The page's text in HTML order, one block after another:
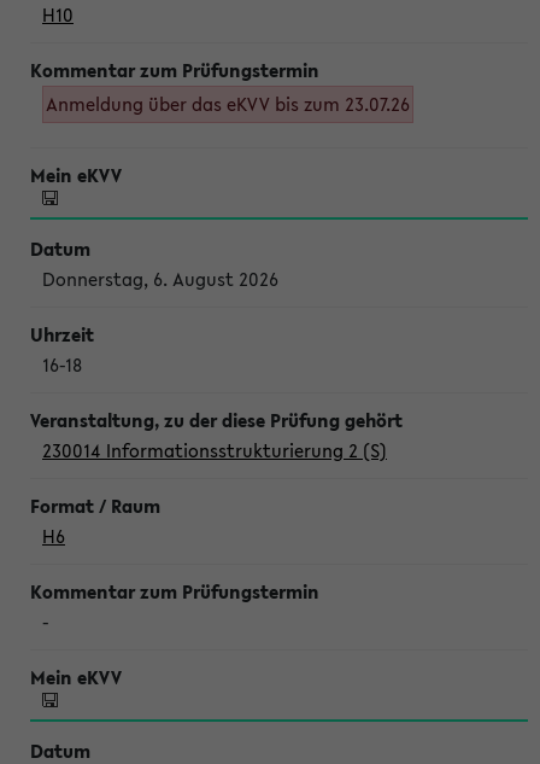
H10
Anmeldung über das eKVV bis zum 23.07.26
Donnerstag, 6. August 2026
16-18
230014 Informationsstrukturierung 2 (S)
H6
-